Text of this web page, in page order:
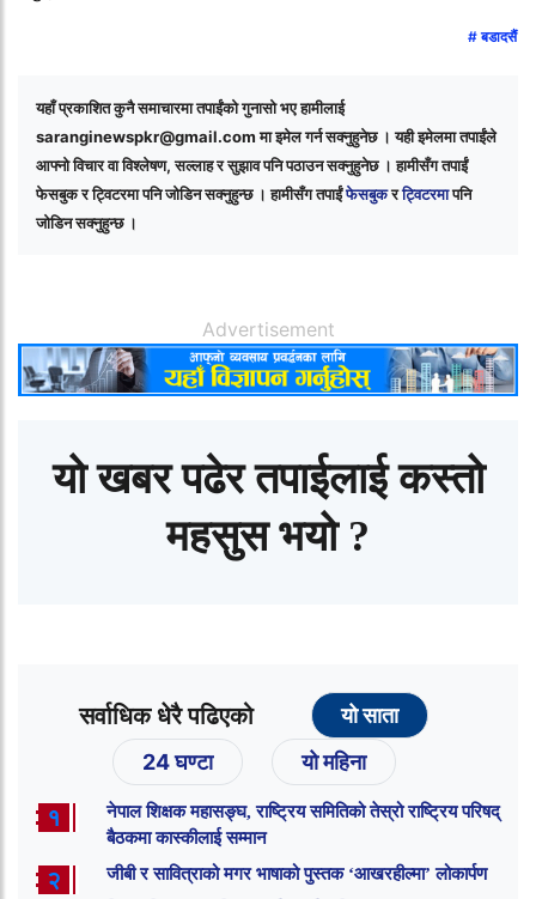
बडादसैं
यहाँ प्रकाशित कुनै समाचारमा तपाईंको गुनासो भए हामीलाई
saranginewspkr@gmail.comमा इमेल गर्न सक्नुहुनेछ । यही इमेलमा तपाईंले
आफ्नो विचार वा विश्लेषण, सल्लाह र सुझाव पनि पठाउन सक्नुहुनेछ । हामीसँग तपाईं
फेसबुक र ट्विटरमा पनि जोडिन सक्नुहुन्छ । हामीसँग तपाईंफेसबुकरट्विटरमापनि
जोडिन सक्नुहुन्छ ।
Advertisement
यो खबर पढेर तपाईलाई कस्तो
महसुस भयो ?
सर्वाधिक धेरै पढिएको
यो साता
24 घण्टा
यो महिना
१
नेपाल शिक्षक महासङ्घ, राष्ट्रिय समितिको तेस्रो राष्ट्रिय परिषद्
बैठकमा कास्कीलाई सम्मान
२ जीबी र सावित्राको मगर भाषाको पुस्तक ‘आखरहील्मा’ लोकार्पण